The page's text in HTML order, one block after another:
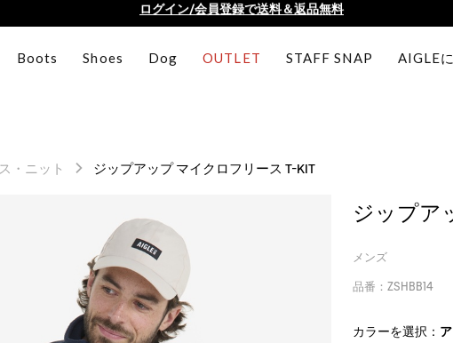
AIGLE CLUB ポイントサービス終了のお知らせ
ログイン/会員登録で送料＆返品無料
Boots Shoes Dog OUTLET STAFF SNAP AIGLE
・ニット ジップアップ マイクロフリース T-KIT
ジップア
メンズ
品番：ZSHBB14
カラーを選択：